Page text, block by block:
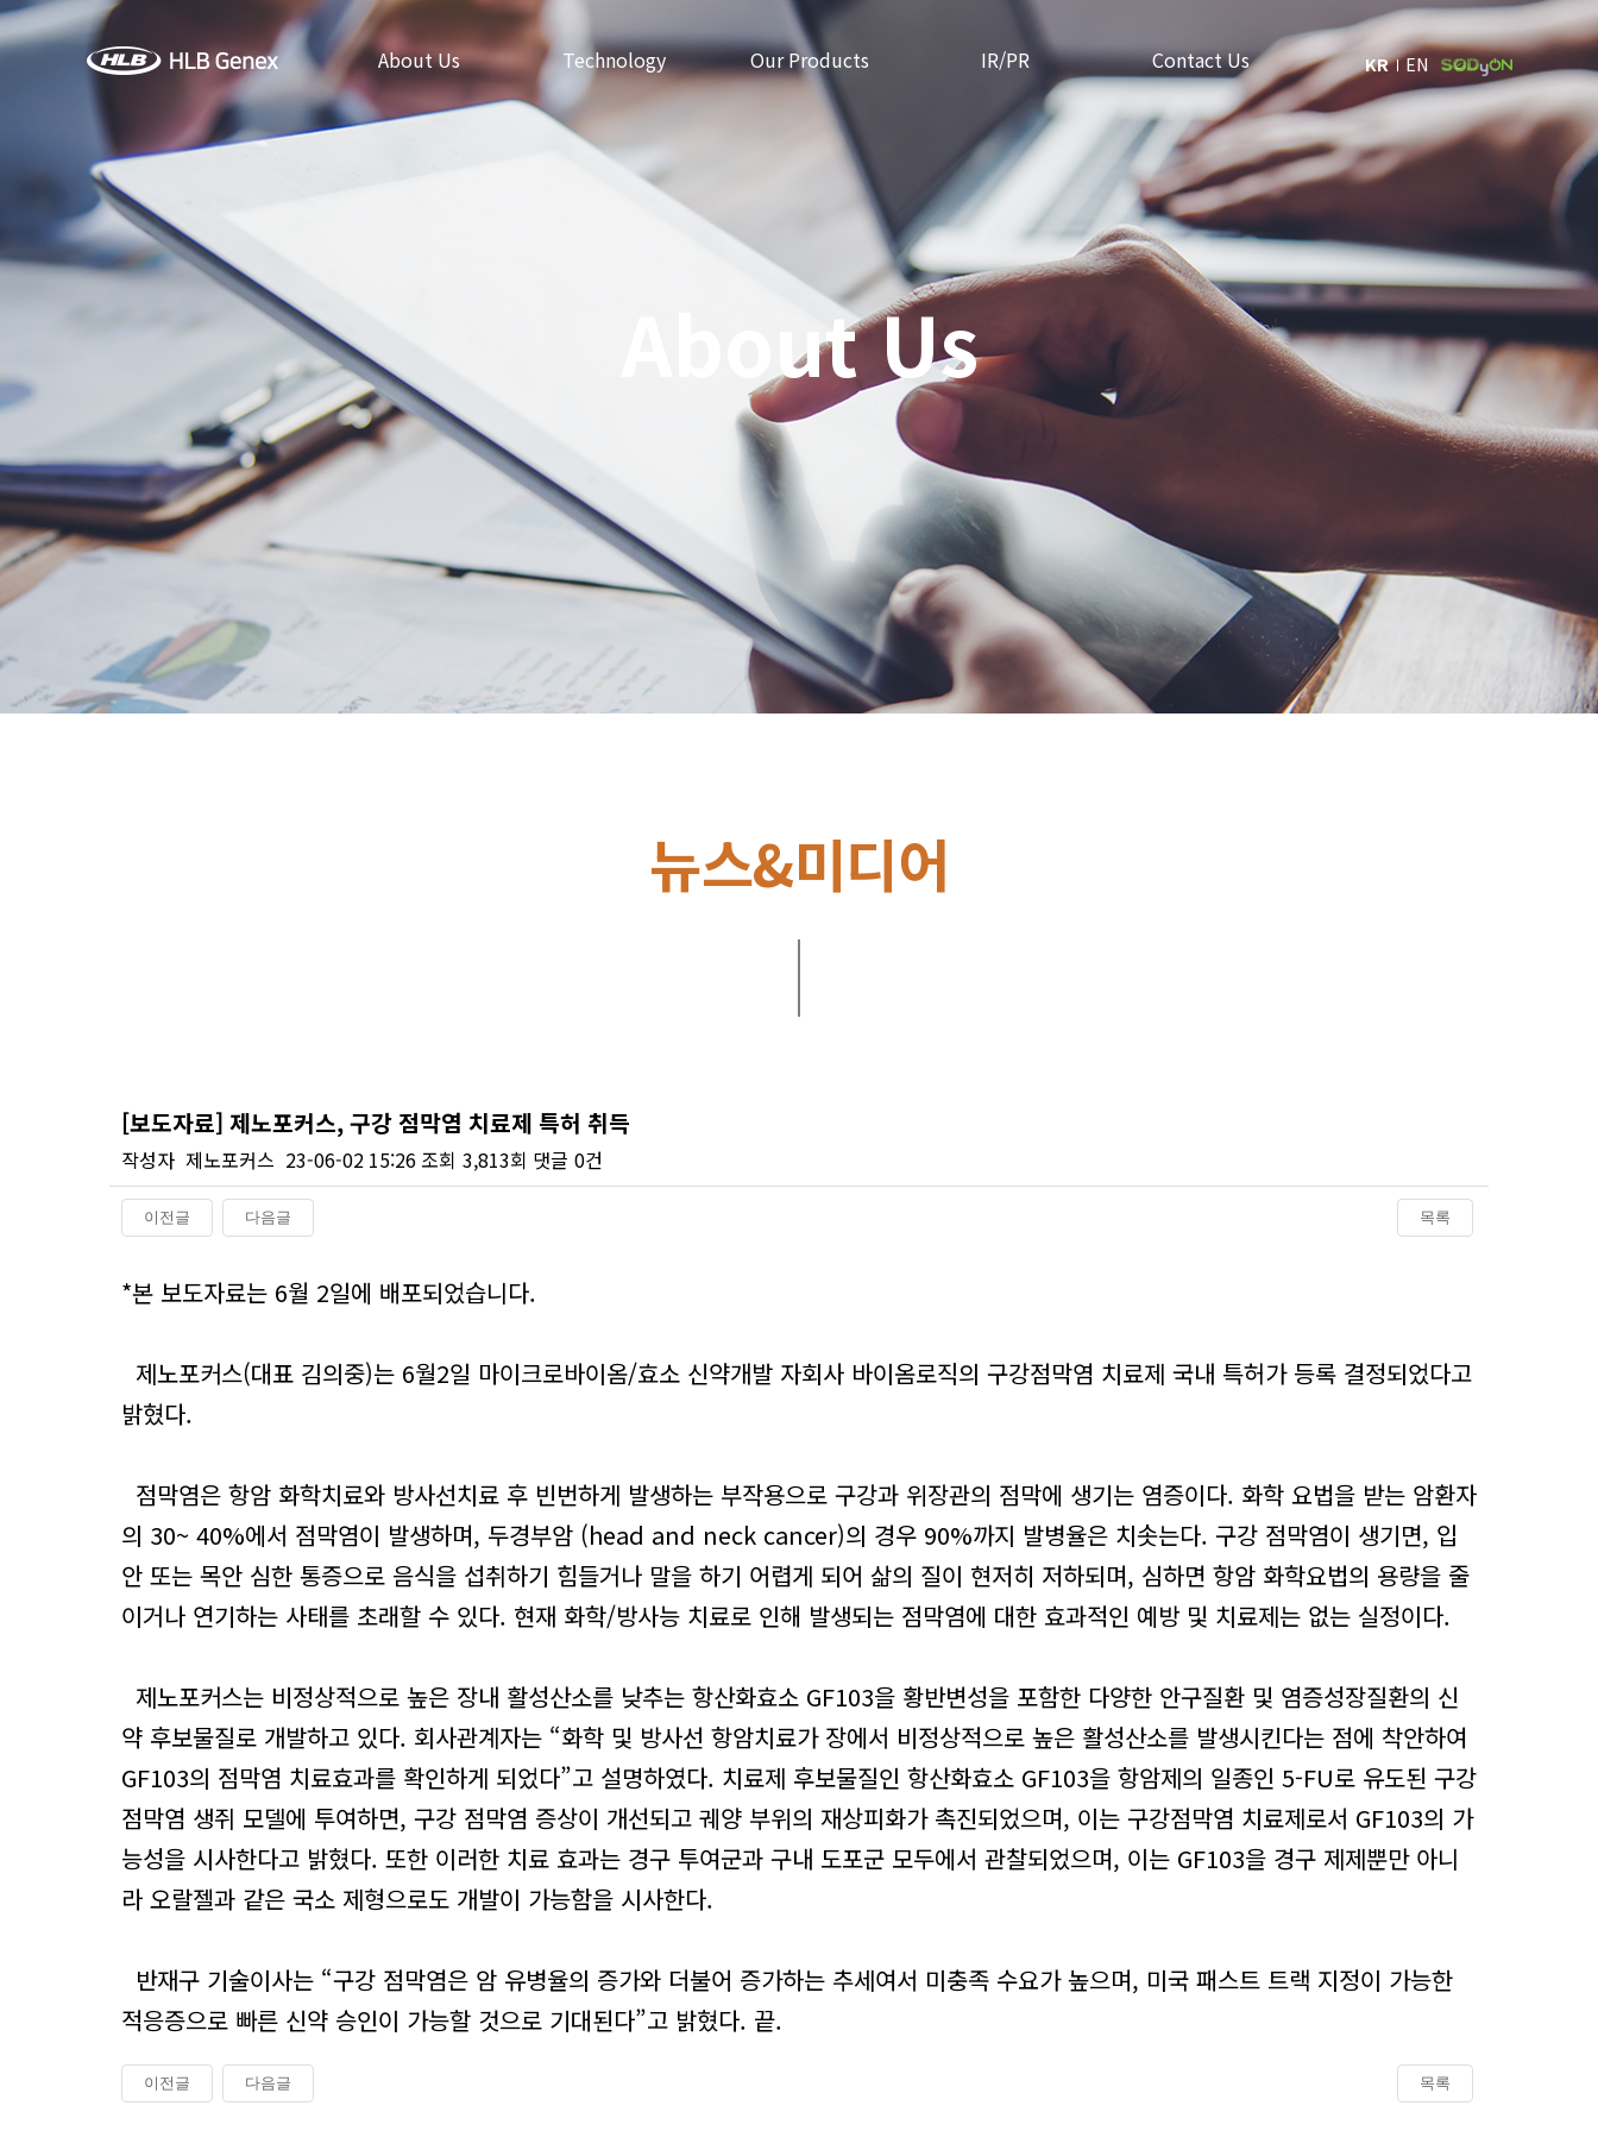
About Us Technology Our Products IR/PR Contact Us KR EN
About Us
뉴스&미디어
[보도자료] 제노포커스, 구강 점막염 치료제 특허 취득
작성자 제노포커스 23-06-02 15:26 조회 3,813회 댓글 0건
이전글 다음글 목록
*본 보도자료는 6월 2일에 배포되었습니다.
제노포커스(대표 김의중)는 6월2일 마이크로바이옴/효소 신약개발 자회사 바이옴로직의 구강점막염 치료제 국내 특허가 등록 결정되었다고
밝혔다.
점막염은 항암 화학치료와 방사선치료 후 빈번하게 발생하는 부작용으로 구강과 위장관의 점막에 생기는 염증이다. 화학 요법을 받는 암환자
의 30~ 40%에서 점막염이 발생하며, 두경부암 (head and neck cancer)의 경우 90%까지 발병율은 치솟는다. 구강 점막염이 생기면, 입
안 또는 목안 심한 통증으로 음식을 섭취하기 힘들거나 말을 하기 어렵게 되어 삶의 질이 현저히 저하되며, 심하면 항암 화학요법의 용량을 줄
이거나 연기하는 사태를 초래할 수 있다. 현재 화학/방사능 치료로 인해 발생되는 점막염에 대한 효과적인 예방 및 치료제는 없는 실정이다.
제노포커스는 비정상적으로 높은 장내 활성산소를 낮추는 항산화효소 GF103을 황반변성을 포함한 다양한 안구질환 및 염증성장질환의 신
약 후보물질로 개발하고 있다. 회사관계자는 “화학 및 방사선 항암치료가 장에서 비정상적으로 높은 활성산소를 발생시킨다는 점에 착안하여
GF103의 점막염 치료효과를 확인하게 되었다”고 설명하였다. 치료제 후보물질인 항산화효소 GF103을 항암제의 일종인 5-FU로 유도된 구강
점막염 생쥐 모델에 투여하면, 구강 점막염 증상이 개선되고 궤양 부위의 재상피화가 촉진되었으며, 이는 구강점막염 치료제로서 GF103의 가
능성을 시사한다고 밝혔다. 또한 이러한 치료 효과는 경구 투여군과 구내 도포군 모두에서 관찰되었으며, 이는 GF103을 경구 제제뿐만 아니
라 오랄젤과 같은 국소 제형으로도 개발이 가능함을 시사한다.
반재구 기술이사는 “구강 점막염은 암 유병율의 증가와 더불어 증가하는 추세여서 미충족 수요가 높으며, 미국 패스트 트랙 지정이 가능한
적응증으로 빠른 신약 승인이 가능할 것으로 기대된다”고 밝혔다. 끝.
이전글 다음글 목록